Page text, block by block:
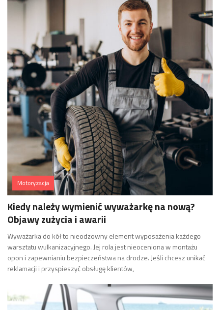
Motoryzacja
Kiedy należy wymienić wyważarkę na nową?
Objawy zużycia i awarii
Wyważarka do kół to nieodzowny element wyposażenia każdego
warsztatu wulkanizacyjnego. Jej rola jest nieoceniona w montażu
opon i zapewnianiu bezpieczeństwa na drodze. Jeśli chcesz unikać
reklamacji i przyspieszyć obsługę klientów,